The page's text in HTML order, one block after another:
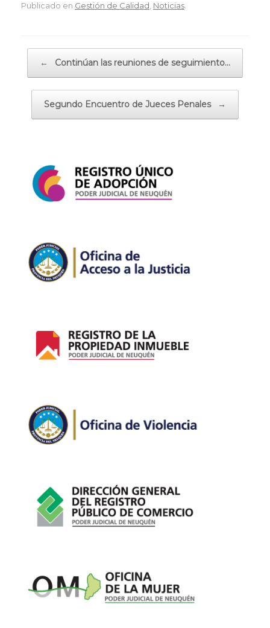
Publicado en Gestión de Calidad Noticias
← Continúan las reuniones de seguimiento…
Segundo Encuentro de Jueces Penales →